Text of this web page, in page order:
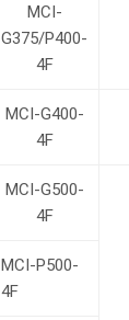
MCI-
G375/P400-
4F
MCI-G400-
4F
MCI-G500-
4F
MCI-P500-
4F